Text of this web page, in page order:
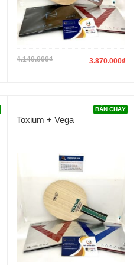
4.140.000₫ 3.870.000₫
Toxium + Vega
BÁN CHẠY